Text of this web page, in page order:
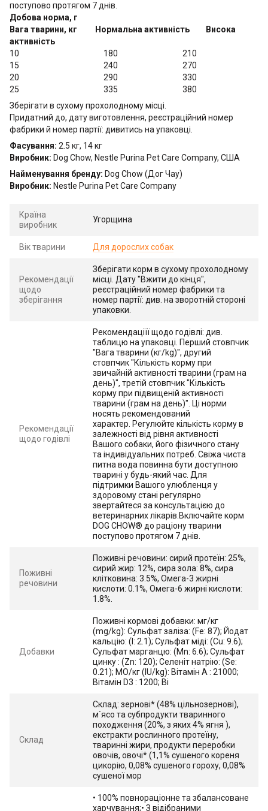
поступово протягом 7 днів.
Добова норма, г
Вага тварини, кг Нормальна активність Висока
активність
10 180 210
15 240 270
20 290 330
25 335 380
Зберігати в сухому прохолодному місці.
Придатний до, дату виготовлення, реєстраційний номер
фабрики й номер партії: дивитись на упаковці.
Фасування: 2.5 кг, 14 кг
Виробник: Dog Chow, Nestle Purina Pet Care Company, США
Найменування бренду: Dog Chow (Дог Чау)
Виробник: Nestle Purina Pet Care Company
Країна
виробник
Угорщина
Вік тварини Для дорослих собак
Рекомендації
щодо
зберігання
Зберігати корм в сухому прохолодному
місці. Дату "Вжити до кінця",
реєстраційний номер фабрики та
номер партії: див. на зворотній стороні
упаковки.
Рекомендації
щодо годівлі
Рекомендаціїї щодо годівлі: див.
таблицю на упаковці. Перший стовпчик
"Вага тварини (кг/kg)", другий
стовпчик "Кількість корму при
звичайній активності тварини (грам на
день)", третій стовпчик "Кількість
корму при підвищеній активності
тварини (грам на день)". Ці норми
носять рекомендований
характер. Регулюйте кількість корму в
залежності від рівня активності
Вашого собаки, його фізичного стану
та індивідуальних потреб. Свіжа чиста
питна вода повинна бути доступною
тварині у будь-який час. Для
підтримки Вашого улюбленця у
здоровому стані регулярно
звертайтеся за консультацією до
ветеринарних лікарів.Включайте корм
DOG CHOW® до раціону тварини
поступово протягом 7 днів.
Поживні
речовини
Поживні речовини: сирий протеїн: 25%,
сирий жир: 12%, сира зола: 8%, сира
клітковина: 3.5%, Омега-3 жирні
кислоти: 0.1%, Омега-6 жирні кислоти:
1.8%.
Добавки
Поживні кормові добавки: мг/кг
(mg/kg): Сульфат заліза: (Fe: 87); Йодат
кальцію: (I: 2.1); Сульфат міді: (Cu: 9.6);
Сульфат марганцю: (Mn: 6.6); Сульфат
цинку : (Zn: 120); Селеніт натрію: (Se:
0.21); МО/кг (IU/kg): Вітамін А : 21000;
Вітамін D3 : 1200; Ві
Склад
Склад: зернові* (48% цільнозернові),
м`ясо та субпродукти тваринного
походження (20%, з яких 4% ягня ),
екстракти рослинного протеїну,
тваринні жири, продукти переробки
овочів, овочі* (1,1% сушеного кореня
цикорію, 0,08% сушеного гороху, 0,08%
сушеної мор
• 100% повнораціонне та збалансоване
харчування;• З відібраними